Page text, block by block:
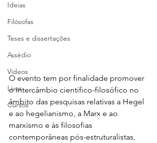
Ideias
Filósofas
Teses e dissertações
Assédio
Vídeos
Lives
Cursos
O evento tem por finalidade promover
o intercâmbio científico-filosófico no
âmbito das pesquisas relativas a Hegel
e ao hegelianismo, a Marx e ao
marxismo e às filosofias
contemporâneas pós-estruturalistas,